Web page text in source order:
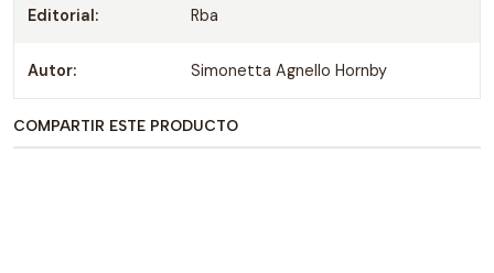
Editorial: Rba
Autor: Simonetta Agnello Hornby
COMPARTIR ESTE PRODUCTO